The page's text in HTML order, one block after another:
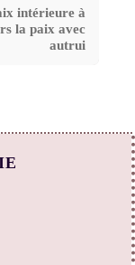
intérieure à
la paix avec
autrui